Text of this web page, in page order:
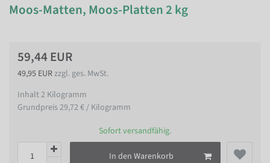
Moos-Matten, Moos-Platten 2 kg
59,44 EUR
49,95 EURzzgl. ges. MwSt.
Inhalt2 Kilogramm
Grundpreis29,72 € / Kilogramm
Sofort versandfähig.
In den Warenkorb